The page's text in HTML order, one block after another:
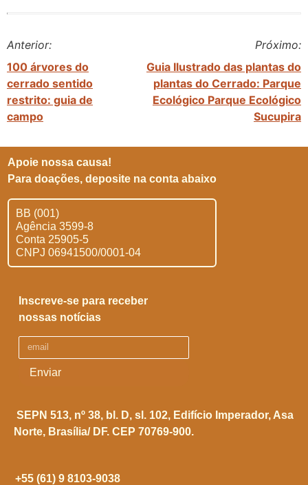
Anterior:
100 árvores do
cerrado sentido
restrito: guia de
campo
Próximo:
Guia Ilustrado das plantas do
plantas do Cerrado: Parque
Ecológico Parque Ecológico
Sucupira
Apoie nossa causa!
Para doações, deposite na conta abaixo
BB (001)
Agência 3599-8
Conta 25905-5
CNPJ 06941500/0001-04
Enviar
Inscreve-se para receber
nossas notícias
SEPN 513, nº 38, bl. D, sl. 102, Edifício Imperador, Asa
Norte, Brasília/ DF. CEP 70769-900.
+55 (61) 9 8103-9038